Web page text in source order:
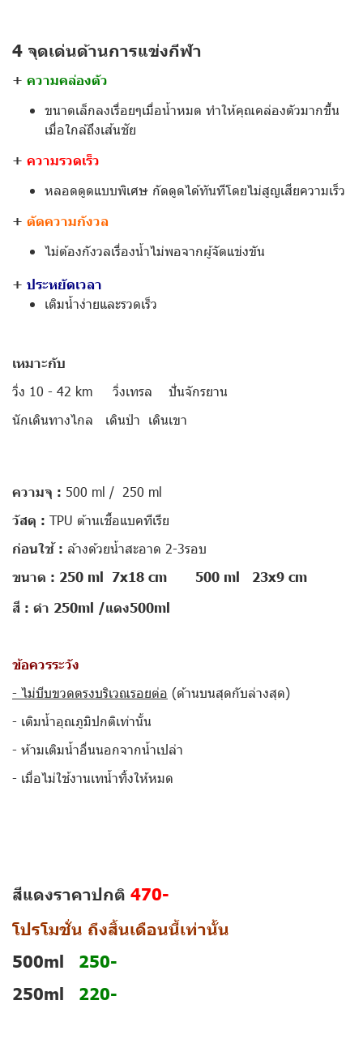
4 จุดเด่นด้านการแข่งกีฬา
+ ความคล่องตัว
ขนาดเล็กลงเรื่อยๆเมื่อน้ำหมด ทำให้คุณคล่องตัวมากขึ้น
เมื่อใกล้ถึงเส้นชัย
+ ความรวดเร็ว
หลอดดูดแบบพิเศษ กัดดูดได้ทันทีโดยไม่สูญเสียความเร็ว
+ ตัดความกังวล
ไม่ต้องกังวลเรื่องน้ำไม่พอจากผู้จัดแข่งขัน
+ ประหยัดเวลา
เติมน้ำง่ายและรวดเร็ว
เหมาะกับ
วิ่ง 10 - 42 km วิ่งเทรล ปั่นจักรยาน
นักเดินทางไกล เดินป่า เดินเขา
ความจุ : 500 ml / 250 ml
วัสดุ : TPU ต้านเชื้อแบคทีเรีย
ก่อนใช้ : ล้างด้วยน้ำสะอาด 2-3รอบ
ขนาด : 250 ml 7x18 cm 500 ml 23x9 cm
สี : ดำ 250ml /แดง500ml
ข้อควรระวัง
- ไม่บีบขวดตรงบริเวณรอยต่อ (ด้านบนสุดกับล่างสุด)
- เติมน้ำอุณภูมิปกติเท่านั้น
- ห้ามเติมน้ำอื่นนอกจากน้ำเปล่า
- เมื่อไม่ใช้งานเทน้ำทิ้งให้หมด
สีแดงราคาปกติ 470-
โปรโมชั่น ถึงสิ้นเดือนนี้เท่านั้น
500ml
250-
250ml 220-